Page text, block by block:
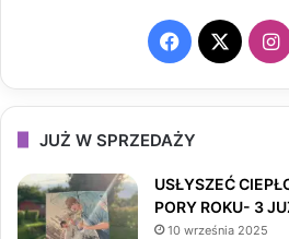
F
a
b
X
I
a
JUŻ W SPRZEDAŻY
USŁYSZEĆ
PORY ROKU- 3
10 września 2025